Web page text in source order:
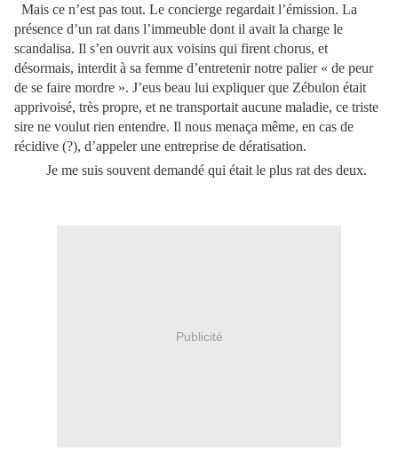
Mais ce n’est pas tout. Le concierge regardait l’émission. La
présence d’un rat dans l’immeuble dont il avait la charge le
scandalisa. Il s’en ouvrit aux voisins qui firent chorus, et
désormais, interdit à sa femme d’entretenir notre palier « de peur
de se faire mordre ». J’eus beau lui expliquer que Zébulon était
apprivoisé, très propre, et ne transportait aucune maladie, ce triste
sire ne voulut rien entendre. Il nous menaça même, en cas de
récidive (?), d’appeler une entreprise de dératisation.
Je me suis souvent demandé qui était le plus rat des deux.
Publicité